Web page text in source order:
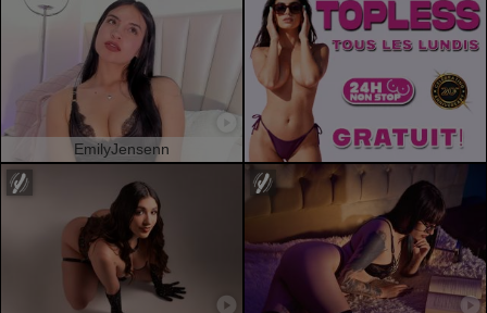
EmilyJensenn